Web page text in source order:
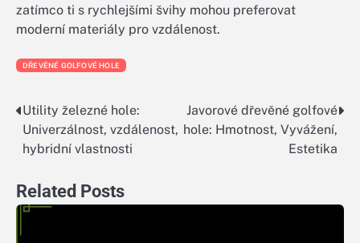
zatímco ti s rychlejšími švihy mohou preferovat
moderní materiály pro vzdálenost.
DŘEVĚNÉ GOLFOVÉ HOLE
Post
navigation
Utility železné hole:
Univerzálnost, vzdálenost,
hybridní vlastnosti
Javorové dřevěné golfové
hole: Hmotnost, Vyvážení,
Estetika
Related Posts